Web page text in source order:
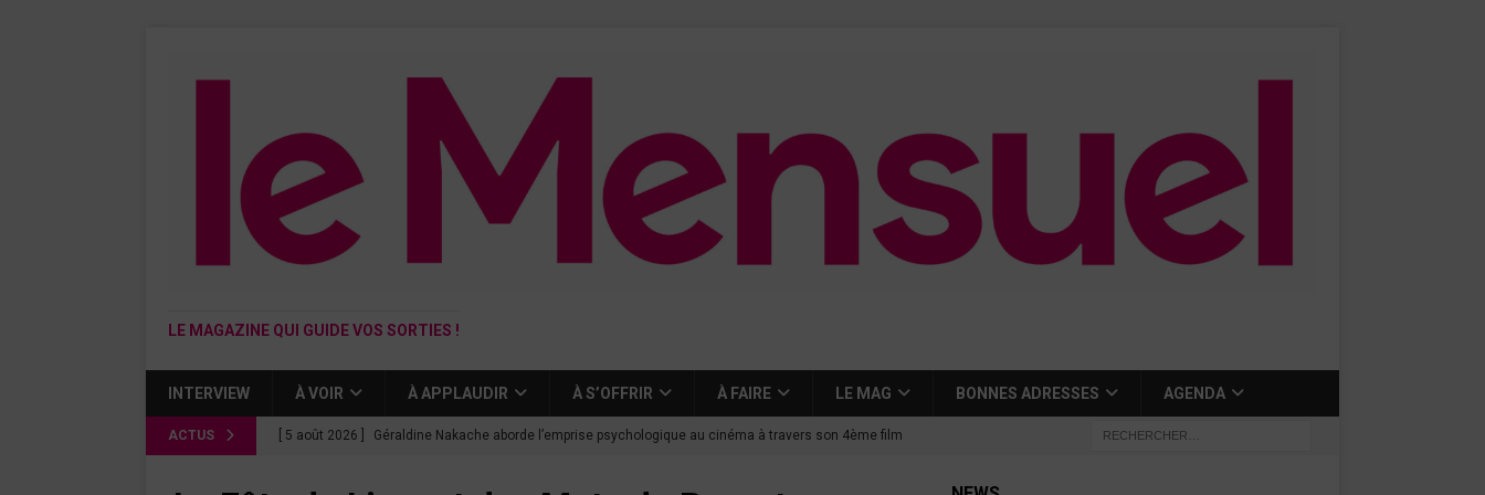
LE MAGAZINE QUI GUIDE VOS SORTIES !
INTERVIEW À VOIR À APPLAUDIR À S’OFFRIR À FAIRE LE MAG BONNES ADRESSES AGENDA
ACTUS [ 5 août 2026 ] Géraldine Nakache aborde l’emprise psychologique au cinéma à travers son 4ème film